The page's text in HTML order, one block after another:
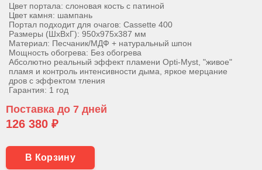
Цвет портала: слоновая кость с патиной
Цвет камня: шампань
Портал подходит для очагов: Cassette 400
Размеры (ШхВхГ): 950х975х387 мм
Материал: Песчаник/МДФ + натуральный шпон
Мощность обогрева: Без обогрева
Абсолютно реальный эффект пламени Opti-Myst, "живое"
пламя и контроль интенсивности дыма, яркое мерцание
дров с эффектом тления
Гарантия: 1 год
Поставка до 7 дней
126 380 ₽
В Корзину